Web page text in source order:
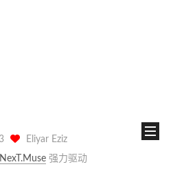
Eliyar Eziz
NexT.Muse强力驱动